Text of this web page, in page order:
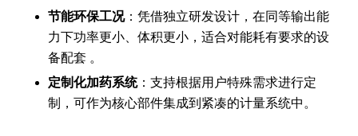
节能环保工况：凭借独立研发设计，在同等输出能
力下功率更小、体积更小，适合对能耗有要求的设
备配套 。
定制化加药系统：支持根据用户特殊需求进行定
制，可作为核心部件集成到紧凑的计量系统中。